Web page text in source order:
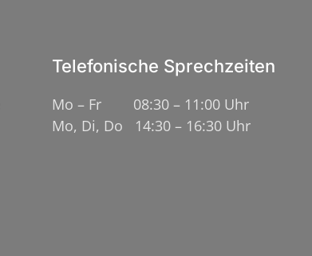
Telefonische Sprechzeiten
Mo – Fr 08:30 – 11:00 Uhr
Mo, Di, Do 14:30 – 16:30 Uhr